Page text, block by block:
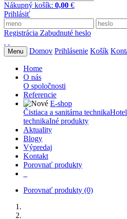
Nákupný košík: 0,00 €
Prihlásiť
Registrácia Zabudnuté heslo
Menu Domov Prihlásenie Košík
Home
O nás
O spoločnosti
Referencie
E-shop
Čistiaca a sanitárna technika
technikaIné produkty
Aktuality
Blogy
Výpredaj
Kontakt
Porovnať produkty
Porovnať produkty (0)